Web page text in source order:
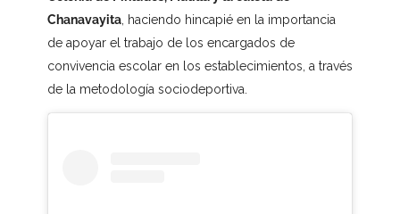
Chanavayita, haciendo hincapié en la importancia
de apoyar el trabajo de los encargados de
convivencia escolar en los establecimientos, a través
de la metodología sociodeportiva.